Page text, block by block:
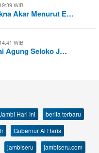
WIB
Akar Menurut E…
WIB
Agung Seloko J…
Hari Ini
berita terbaru
fr
Gubernur Al Haris
jambiseru
jambiseru.com